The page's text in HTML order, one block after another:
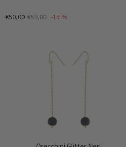
€50,00 €59,00 -15 %